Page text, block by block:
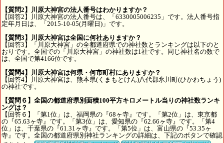
【質問2】川原大神宮の法人番号はわかりますか？
【回答2】川原大神宮の法人番号は、「6330005006235」です。法人番号指
定年月日は、「2015-10-05(月曜日)」です。
【質問3】川原大神宮は全国に何社ありますか？
【回答3】「川原大神宮」の全都道府県での神社数とランキングは以下のと
おりです。全国での「川原大神宮」の神社数は1社です。同じ神社名の数で
は、全国で第4166位です。
【質問4】川原大神宮は何県・何市町村にありますか？
【回答4】川原大神宮は、熊本県(くまもとけん)八代郡氷川町(ひかわちょう)
の神社です。
【質問６】全国の都道府県別面積100平方キロメートル当りの神社数ランキ
ングは？
【回答６】「第1位」は、福岡県の『68ヶ寺』です。「第2位」は、東京都
の『65.63ヶ寺』です。「第3位」は、愛知県の『62.66ヶ寺』です。「第4
位」は、千葉県の『61.31ヶ寺』です。「第5位」は、富山県の『53.35ヶ
寺』です。全国の都道府県別神社ランキングの詳細は、下記のボタンで確認